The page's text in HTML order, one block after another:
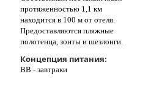
протяженностью 1,1 км
находится в 100 м от отеля.
Предоставляются пляжные
полотенца, зонты и шезлонги.
Концепция питания:
ВВ - завтраки